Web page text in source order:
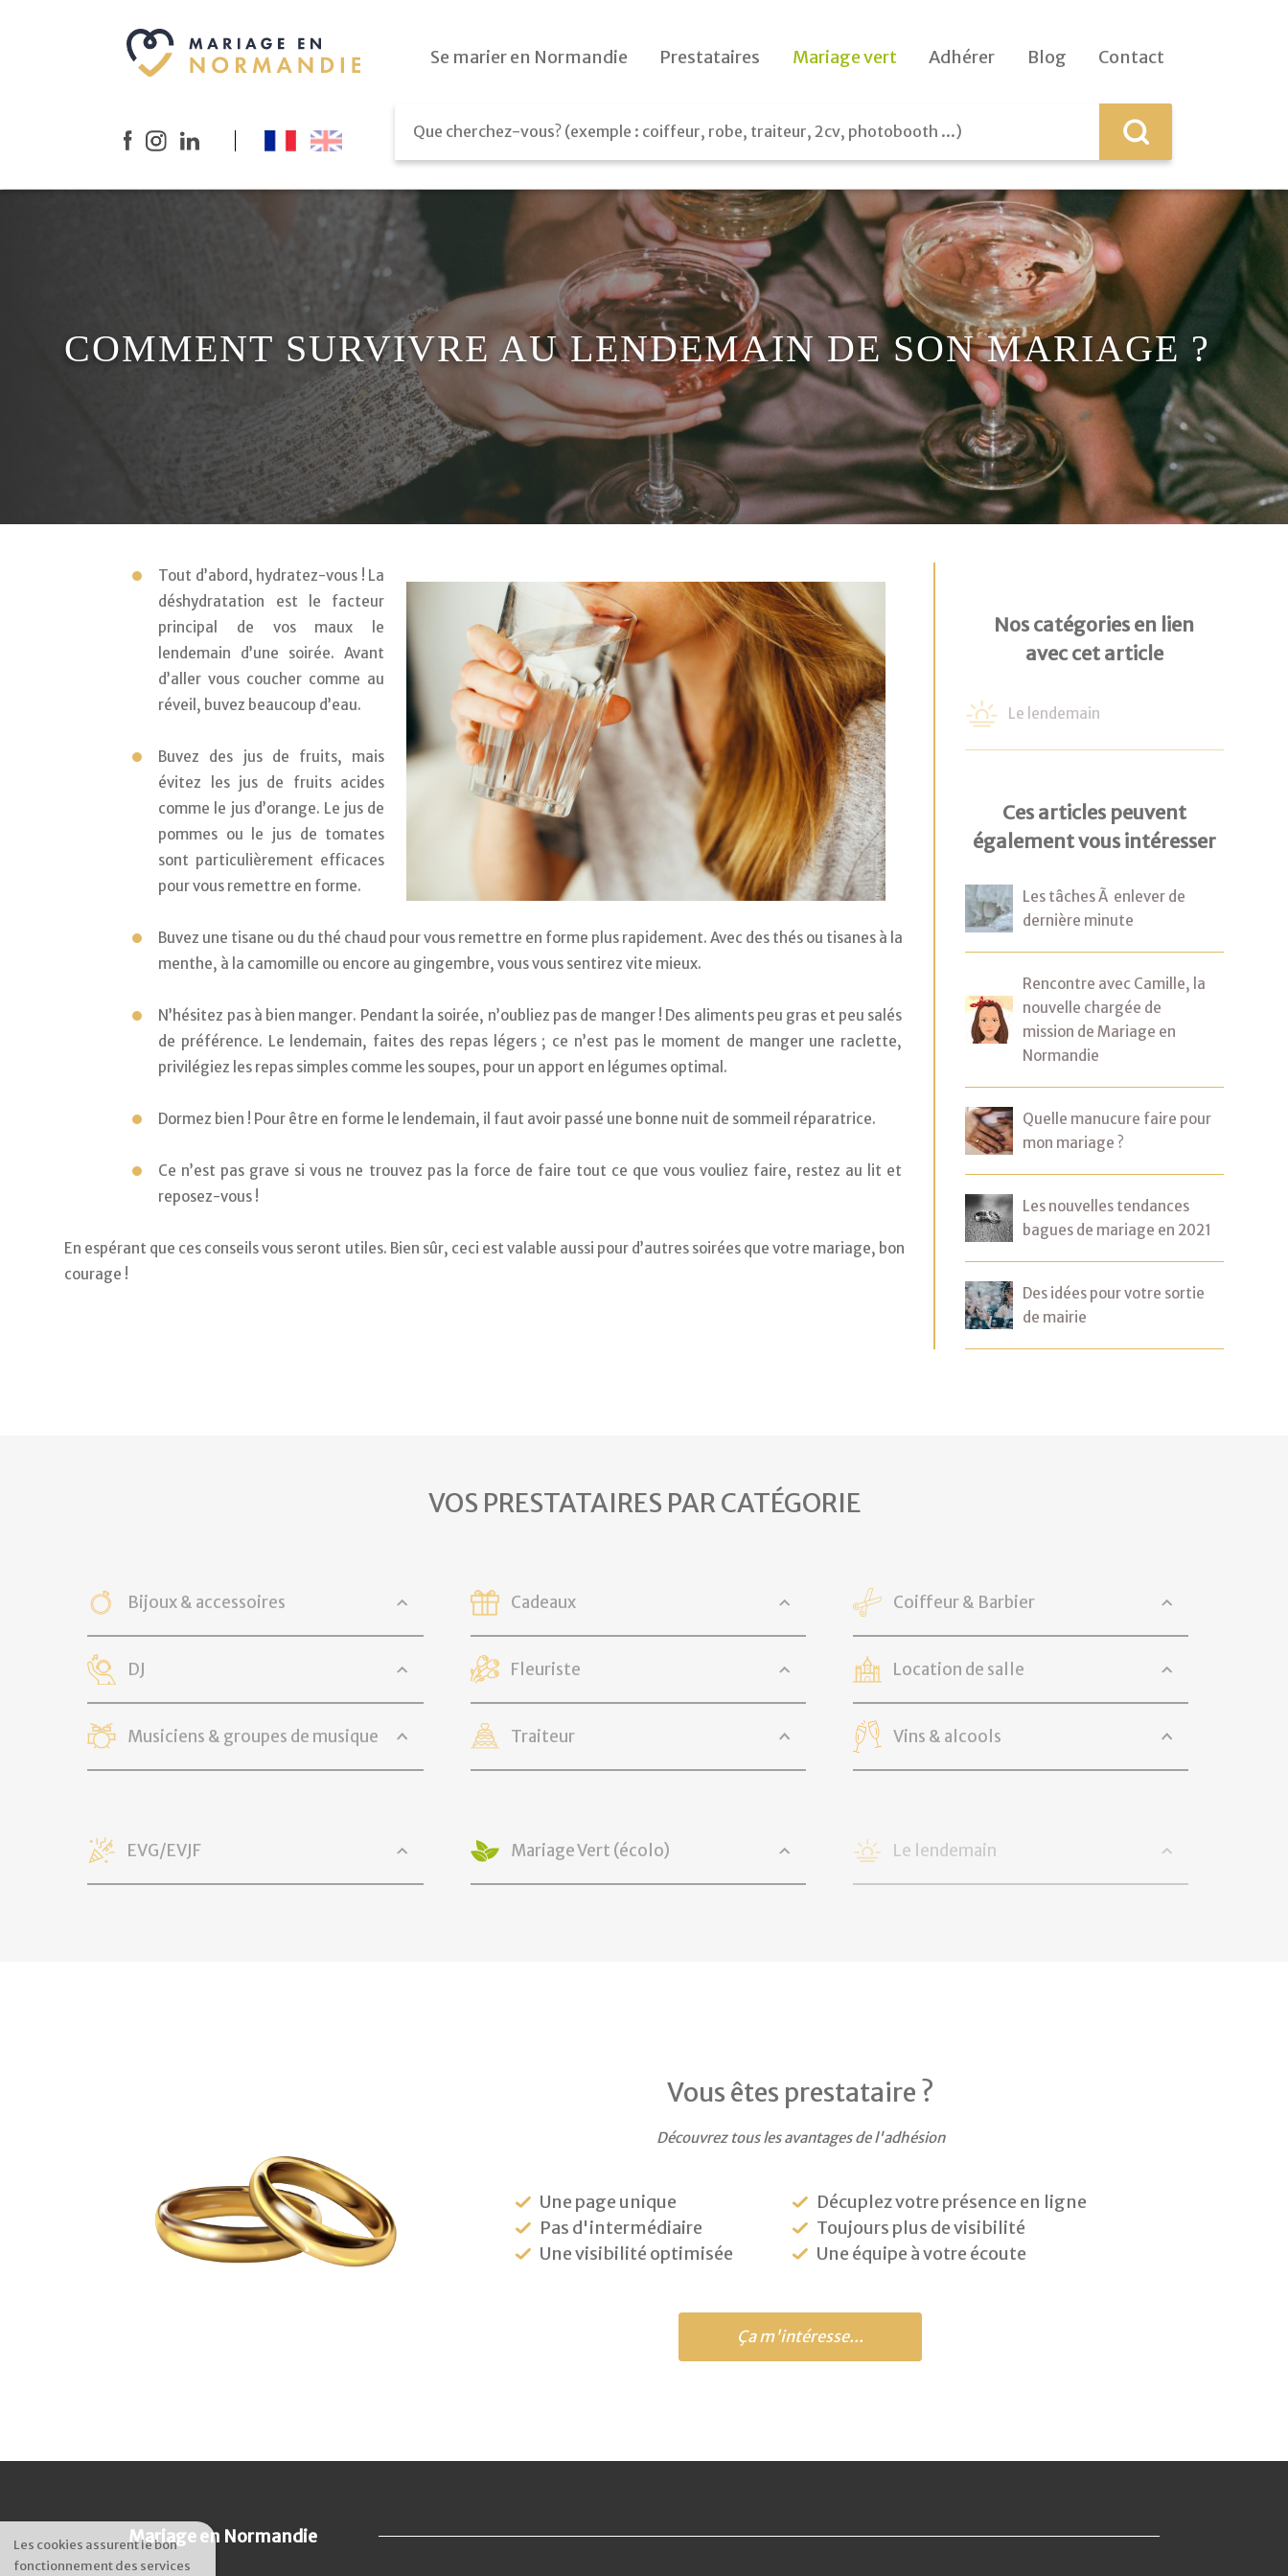
Se marier en Normandie Prestataires
Le jour J
Cadeaux
Mariage vert Adhérer Blog Contact
COMMENT SURVIVRE AU LENDEMAIN DE SON MARIAGE ?
Tout d’abord, hydratez-vous ! La
déshydratation est le facteur
principal de vos maux le
lendemain d’une soirée. Avant
d’aller vous coucher comme au
réveil, buvez beaucoup d’eau.
Buvez des jus de fruits, mais
évitez les jus de fruits acides
comme le jus d’orange. Le jus de
pommes ou le jus de tomates
sont particulièrement efficaces
pour vous remettre en forme.
Buvez une tisane ou du thé chaud pour vous remettre en forme plus rapidement. Avec des thés ou tisanes à la
menthe, à la camomille ou encore au gingembre, vous vous sentirez vite mieux.
N’hésitez pas à bien manger. Pendant la soirée, n’oubliez pas de manger ! Des aliments peu gras et peu salés
de préférence. Le lendemain, faites des repas légers ; ce n’est pas le moment de manger une raclette,
privilégiez les repas simples comme les soupes, pour un apport en légumes optimal.
Dormez bien ! Pour être en forme le lendemain, il faut avoir passé une bonne nuit de sommeil réparatrice.
Ce n’est pas grave si vous ne trouvez pas la force de faire tout ce que vous vouliez faire, restez au lit et
reposez-vous !
En espérant que ces conseils vous seront utiles. Bien sûr, ceci est valable aussi pour d’autres soirées que votre mariage, bon
courage !
Nos catégories en lien
avec cet article
Le lendemain
Ces articles peuvent
également vous intéresser
Les tâches Ã enlever de
dernière minute
Rencontre avec Camille, la
nouvelle chargée de
mission de Mariage en
Normandie
Quelle manucure faire pour
mon mariage ?
Les nouvelles tendances
bagues de mariage en 2021
Des idées pour votre sortie
de mairie
VOS PRESTATAIRES PAR CATÉGORIE
Bijoux & accessoires Cadeaux Coiffeur & Barbier
DJ Fleuriste Location de salle
Musiciens & groupes de musique Traiteur Vins & alcools
EVG/EVJF Mariage Vert (écolo) Le lendemain
Vous êtes prestataire ?
Découvrez tous les avantages de l'adhésion
Une page unique
Pas d'intermédiaire
Une visibilité optimisée
Décuplez votre présence en ligne
Toujours plus de visibilité
Une équipe à votre écoute
Ça m'intéresse...
Mariage en Normandie
Les cookies assurent le bon
fonctionnement des services